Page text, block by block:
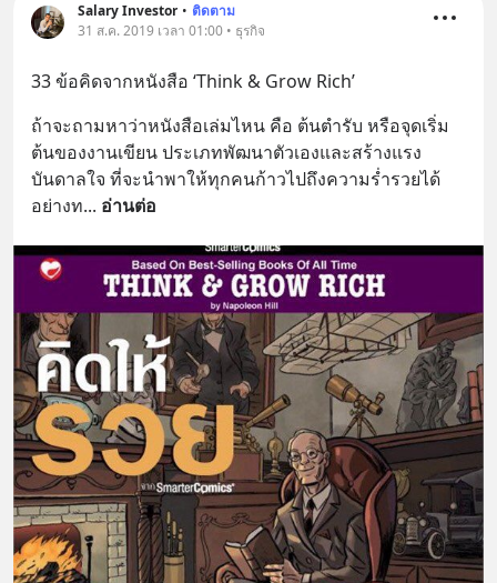
Salary Investor • ติดตาม
31 ส.ค. 2019 เวลา 01:00 • ธุรกิจ
33 ข้อคิดจากหนังสือ ‘Think & Grow Rich’
ถ้าจะถามหาว่าหนังสือเล่มไหน คือ ต้นตำรับ หรือจุดเริ่ม
ต้นของงานเขียน ประเภทพัฒนาตัวเองและสร้างแรง
บันดาลใจ ที่จะนำพาให้ทุกคนก้าวไปถึงความร่ำรวยได้
อย่างท... อ่านต่อ